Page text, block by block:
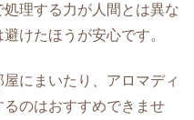
理する力が人間とは異な
けたほうが安心です。
にまいたり、アロマディ
のはおすすめできませ